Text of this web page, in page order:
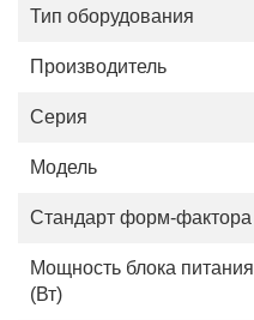
Тип оборудования
Производитель
Серия
Модель
Стандарт форм-фактора
Мощность блока питания
(Вт)